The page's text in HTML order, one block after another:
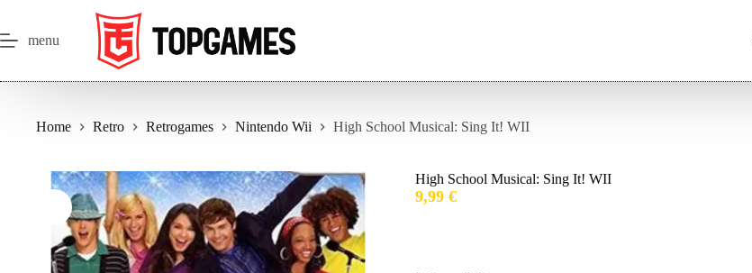
contenuto
menu
Home Retro Retrogames Nintendo Wii High School Musical: Sing It! WII
High School Musical: Sing It! WII
9,99€